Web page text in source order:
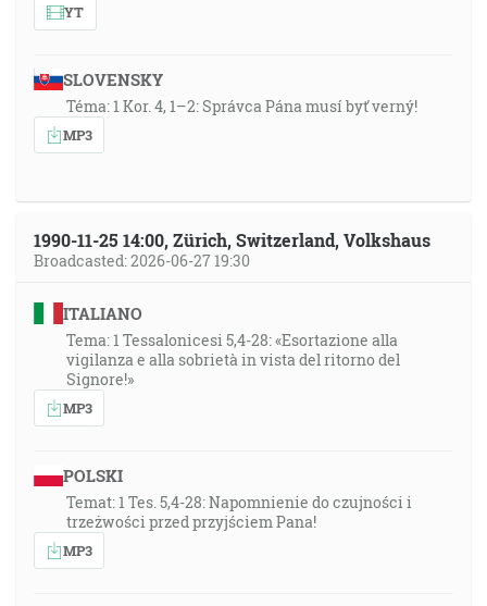
YT
SLOVENSKY
Téma: 1 Kor. 4, 1–2: Správca Pána musí byť verný!
MP3
1990-11-25 14:00, Zürich, Switzerland, Volkshaus
Broadcasted: 2026-06-27 19:30
ITALIANO
Tema: 1 Tessalonicesi 5,4-28: «Esortazione alla
vigilanza e alla sobrietà in vista del ritorno del
Signore!»
MP3
POLSKI
Temat: 1 Tes. 5,4-28: Napomnienie do czujności i
trzeżwości przed przyjściem Pana!
MP3